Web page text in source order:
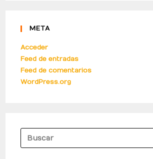
META
Acceder
Feed de entradas
Feed de comentarios
WordPress.org